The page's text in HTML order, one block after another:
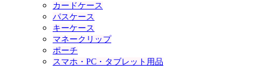
カードケース
パスケース
キーケース
マネークリップ
ポーチ
スマホ・PC・タブレット用品